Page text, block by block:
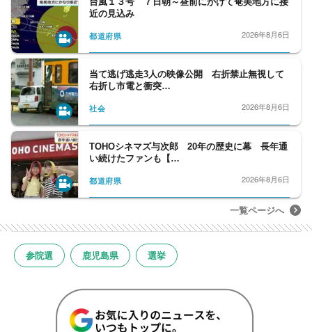
近の見込み
都道府県 2026年8月6日
当て逃げ逃走3人の映像公開 右折禁止無視して
右折し市電と衝突…
社会 2026年8月6日
TOHOシネマズ与次郎 20年の歴史に幕 長年通
い続けたファンも【…
都道府県 2026年8月6日
一覧ページへ
参院選 鹿児島県 選挙